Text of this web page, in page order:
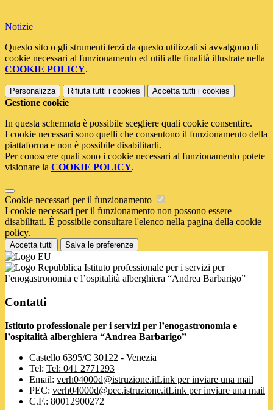
Notizie
Questo sito o gli strumenti terzi da questo utilizzati si avvalgono di
cookie necessari al funzionamento ed utili alle finalità illustrate nella
COOKIE POLICY.
Personalizza Rifiuta tutti i cookies Accetta tutti i cookies
Gestione cookie
In questa schermata è possibile scegliere quali cookie consentire.
I cookie necessari sono quelli che consentono il funzionamento della
piattaforma e non è possibile disabilitarli.
Per conoscere quali sono i cookie necessari al funzionamento potete
visionare la COOKIE POLICY.
Cookie necessari per il funzionamento
I cookie necessari per il funzionamento non possono essere
disabilitati. È possibile consultare l'elenco nella pagina della cookie
policy.
Accetta tutti Salva le preferenze
Istituto professionale per i servizi per
l’enogastronomia e l’ospitalità alberghiera “Andrea Barbarigo”
Contatti
Istituto professionale per i servizi per l’enogastronomia e
l’ospitalità alberghiera “Andrea Barbarigo”
Castello 6395/C 30122 - Venezia
Tel: Tel: 041 2771293
Email: verh04000d@istruzione.itLink per inviare una mail
PEC: verh04000d@pec.istruzione.itLink per inviare una mail
C.F.: 80012900272